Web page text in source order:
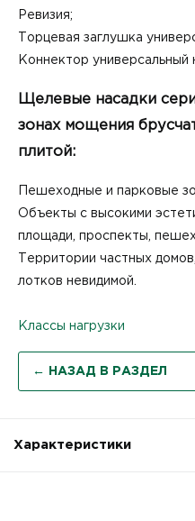
Ревизия;
Торцевая заглушка
Коннектор универсальный
Щелевые насадки
зонах мощения
плитой:
Пешеходные и парковые
Объекты с высокими
площади, проспекты,
Территории частных
лотков невидимой.
Классы нагрузки
← НАЗАД В РАЗДЕЛ
Характеристики